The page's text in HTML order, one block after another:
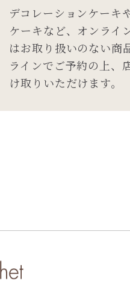
デコレーションケーキ
ケーキなど、オンライ
はお取り扱いのない商
ラインでご予約の上、
け取りいただけます。